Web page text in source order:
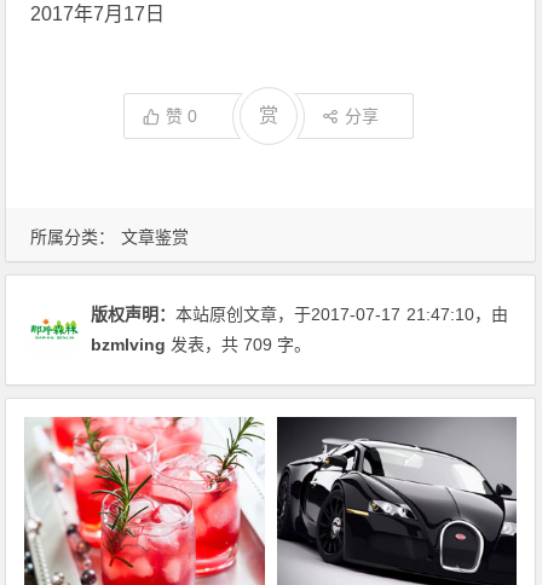
所属分类： 文章鉴赏
2017年7月17日
赞0 赏 分享
版权声明：本站原创文章，于2017-07-17 21:47:10，由
bzmlving 发表，共 709 字。